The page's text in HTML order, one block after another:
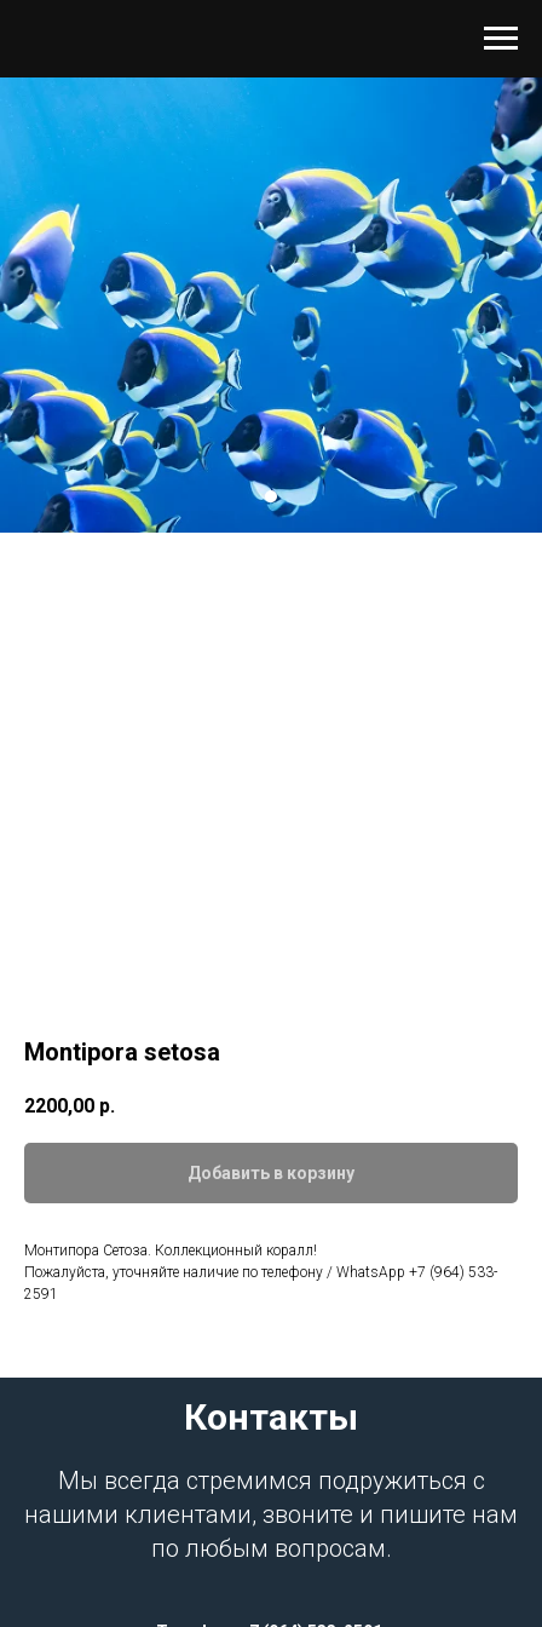
Montipora setosa
2200,00 р.
Добавить в корзину
Монтипора Сетоза. Коллекционный коралл!
Пожалуйста, уточняйте наличие по телефону / WhatsApp +7 (964) 533-
2591
Контакты
Мы всегда стремимся подружиться с
нашими клиентами, звоните и пишите нам
по любым вопросам.